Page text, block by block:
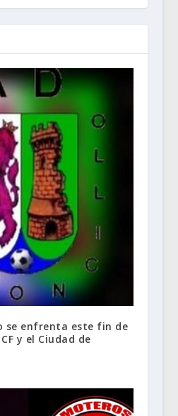
se enfrenta este fin de
y el Ciudad de